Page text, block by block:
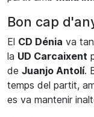
Bon cap
El CD Dénia va
la UD Carcaixent
de Juanjo Antolí.
temps del partit,
es va mantenir